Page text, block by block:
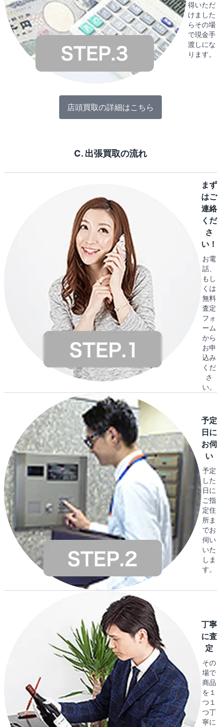
得いただ
けました
らその場
で現金手
渡しにな
ります。
店頭買取の詳細はこちら
C. 出張買取の流れ
まず
はご
連絡
くだ
さ
い！
お電
話、
もし
くは
無料
査定
フォ
ーム
から
お申
込み
くだ
さ
い。
予定
日に
お伺
い
予定
した
日に
ご指
定住
所ま
でお
伺い
いた
しま
す。
丁寧
に査
定
その
場で
商品
を１
つ１
つ丁
寧に